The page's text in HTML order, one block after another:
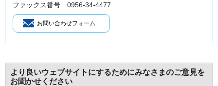
ファックス番号 0956-34-4477
より良いウェブサイトにするためにみなさまのご意見を
お聞かせください